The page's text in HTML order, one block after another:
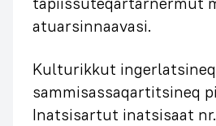
atuarsinnaavasi.
Kulturikkut
sammisassaqartitsineq
Inatsisartut inatsisaat